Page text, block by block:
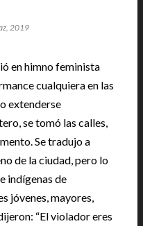
2019
en himno feminista
cualquiera en las
extenderse
se tomó las calles,
Se tradujo a
de la ciudad, pero lo
indígenas de
jóvenes, mayores,
“El violador eres